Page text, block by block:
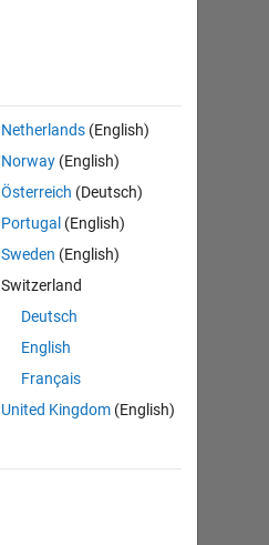
Netherlands (English)
Norway (English)
Österreich (Deutsch)
Portugal (English)
Sweden (English)
Switzerland
Deutsch
English
Français
United Kingdom (English)